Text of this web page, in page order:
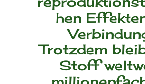
hen
Trotzdem
Stoff